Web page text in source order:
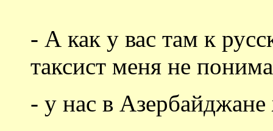
- А как у вас там к
таксист меня не
- у нас в